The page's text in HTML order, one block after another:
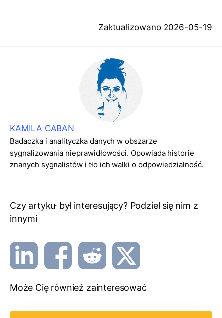
Zaktualizowano 2026-05-19
KAMILA CABAN
Badaczka i analityczka danych w obszarze
sygnalizowania nieprawidłowości. Opowiada historie
znanych sygnalistów i tło ich walki o odpowiedzialność.
Czy artykuł był interesujący? Podziel się nim z
innymi
Może Cię również zainteresować